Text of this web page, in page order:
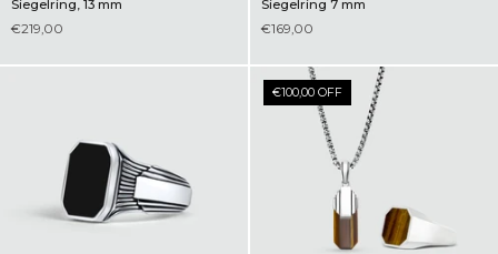
Siegelring, 13 mm
€219,00
Siegelring 7 mm
€169,00
€100,00 OFF